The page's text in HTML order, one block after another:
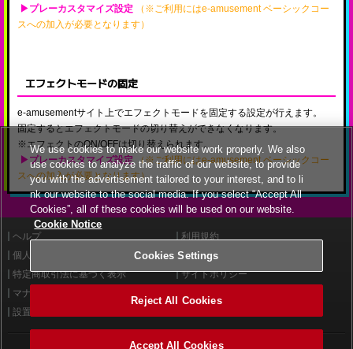
▶プレーカスタマイズ設定
（※ご利用にはe-amusement ベーシックコー
スへの加入が必要となります）
エフェクトモードの固定
e-amusementサイト上でエフェクトモードを固定する設定が行えます。
固定するとエフェクトモードの切り替えができなくなります。
※エフェクトのON/OFFは切り替えられます。
▶プレーカスタマイズ設定 （※ご利用にはe-amusement ベーシックコー
スへの加入が必要となります）
ヘルプ
利用規約
個人情報等保護方針
外部送信について
特定商取引法に基づく表示
サイトポリシー
マナー＆ルール
設置店舗検索
We use cookies to make our website work properly. We also
use cookies to analyze the traffic of our website, to provide
you with the advertisement tailored to your interest, and to li
nk our website to the social media. If you select “Accept All
Cookies”, all of these cookies will be used on our website.
Cookie Notice
Cookies Settings
Reject All Cookies
Accept All Cookies